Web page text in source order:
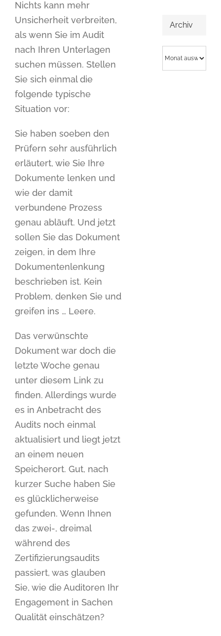
Nichts kann mehr
Unsicherheit verbreiten,
als wenn Sie im Audit
nach Ihren Unterlagen
suchen müssen. Stellen
Sie sich einmal die
folgende typische
Situation vor:
Sie haben soeben den
Prüfern sehr ausführlich
erläutert, wie Sie Ihre
Dokumente lenken und
wie der damit
verbundene Prozess
genau abläuft. Und jetzt
sollen Sie das Dokument
zeigen, in dem Ihre
Dokumentenlenkung
beschrieben ist. Kein
Problem, denken Sie und
greifen ins … Leere.
Das verwünschte
Dokument war doch die
letzte Woche genau
unter diesem Link zu
finden. Allerdings wurde
es in Anbetracht des
Audits noch einmal
aktualisiert und liegt jetzt
an einem neuen
Speicherort. Gut, nach
kurzer Suche haben Sie
es glücklicherweise
gefunden. Wenn Ihnen
das zwei-, dreimal
während des
Zertifizierungsaudits
passiert, was glauben
Sie, wie die Auditoren Ihr
Engagement in Sachen
Qualität einschätzen?
Archiv